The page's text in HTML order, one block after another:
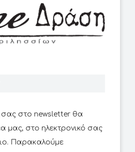
σας στο newsletter θα
μας, στο ηλεκτρονικό σας
Παρακαλούμε